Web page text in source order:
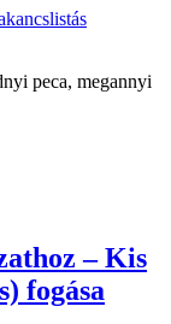
peca, megannyi
– Kis
fogása